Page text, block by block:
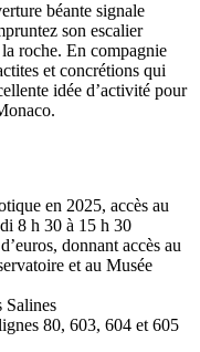
béante signale
son escalier
roche. En compagnie
et concrétions qui
idée d’activité pour
en 2025, accès au
8 h 30 à 15 h 30
donnant accès au
et au Musée
Salines
80, 603, 604 et 605